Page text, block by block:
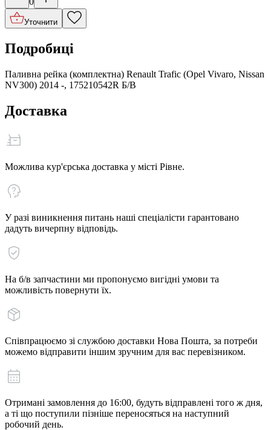
Уточнити
Подробиці
Паливна рейка (комплектна) Renault Trafic (Opel Vivaro, Nissan
NV300) 2014 -, 175210542R Б/В
Доставка
Можлива кур'єрська доставка у місті Рівне.
У разі виникнення питань наші спеціалісти гарантовано
дадуть вичерпну відповідь.
На б/в запчастини ми пропонуємо вигідні умови та
можливість повернути їх.
Співпрацюємо зі службою доставки Нова Пошта, за потреби
можемо відправити іншим зручним для вас перевізником.
Отримані замовлення до 16:00, будуть відправлені того ж дня,
а ті що поступили пізніше переносяться на наступний
робочий день.